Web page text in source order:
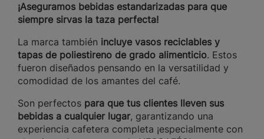
¡Aseguramos bebidas estandarizadas para que
siempre sirvas la taza perfecta!
La marca también incluye vasos reciclables y
tapas de poliestireno de grado alimenticio. Estos
fueron diseñados pensando en la versatilidad y
comodidad de los amantes del café.
Son perfectos para que tus clientes lleven sus
bebidas a cualquier lugar, garantizando una
experiencia cafetera completa ¡especialmente con